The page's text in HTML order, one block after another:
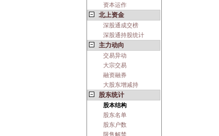
资本运作
北上资金
深股通成交榜
深股通持股统计
主力动向
交易异动
大宗交易
融资融券
大股东增减持
股东统计
股本结构
股东名单
股东户数
限售解禁